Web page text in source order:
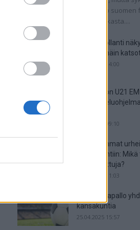
ratkaisuottelut kertovat, onko suomen
realistista unelmoida kisapaikasta....
Suomi-Hollanti
TV:stä – näin
06.06.2025 14:00
Jalkapallon U21
tässä
18.05.2025 09:10
Suosituimmat
vedonlyöntiin:
niin suosittuja?
05.05.2025 11:03
Miten jalkapallo
kansakuntia
25.04.2025 15:57